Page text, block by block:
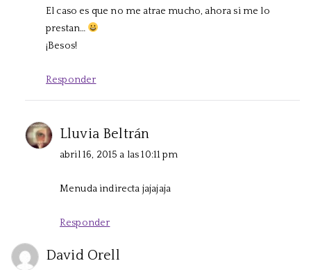
El caso es que no me atrae mucho, ahora si me lo
prestan…
¡Besos!
Responder
Lluvia Beltrán
abril 16, 2015 a las 10:11 pm
Menuda indirecta jajajaja
Responder
David Orell